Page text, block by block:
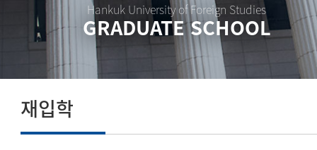
Hankuk University of Foreign Studies
GRADUATE SCHOOL
재입학